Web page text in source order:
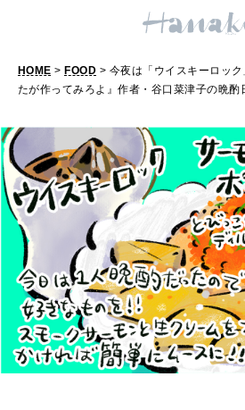
10
FOOD
おいしい
TRAVEL
どこ行く？
FORTUNE
明日のわたし
[12星座別] Weekly
[12星座別] Monthly Love
HEALTH
自分にやさしく
今
夜
は
「
ウ
イ
ス
キ
ー
ロ
HOME > FOOD > 今夜は「ウイスキーロッ
たが作ってみろよ』作者・谷口菜津子の晩酌